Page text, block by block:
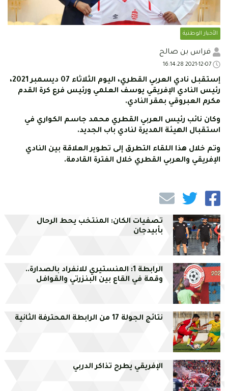
الأخبار الوطنية
فراس بن صالح
إستقبل نادي العربي القطري، اليوم الثلاثاء 07 ديسمبر 2021،
رئيس النادي الإفريقي يوسف العلمي ورئيس فرع كرة القدم
مكرم العبروقي بمقر النادي.
وكان نائب رئيس العربي القطري محمد جاسم الكواري في
استقبال الهيئة المديرة لنادي باب الجديد.
وتم خلال هذا اللقاء التطرق إلى تطوير العلاقة بين النادي
الإفريقي والعربي القطري خلال الفترة القادمة.
تصفيات الكان: المنتخب يحط الرحال
بأبيدجان
الرابطة 1: المنستيري للانفراد بالصدارة..
وقمة في القاع بين البنزرتي والقوافل
نتائج الجولة 17 من الرابطة المحترفة الثانية
الإفريقي يطرح تذاكر الدربي